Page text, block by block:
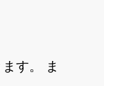
す。 ま